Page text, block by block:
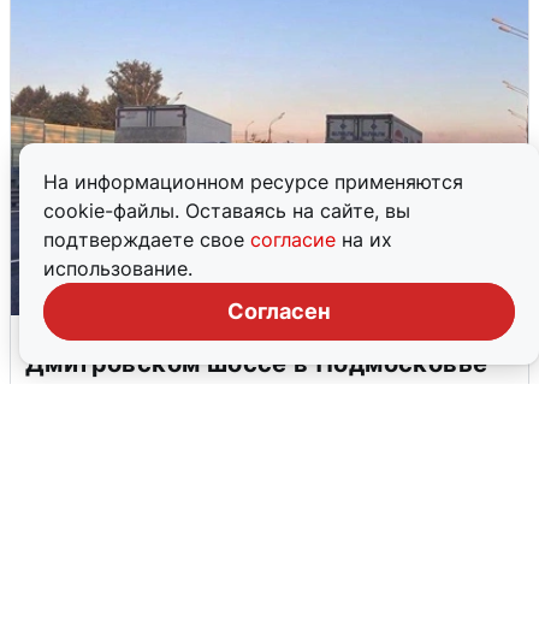
На информационном ресурсе применяются
cookie-файлы. Оставаясь на сайте, вы
подтверждаете свое согласие на их
использование.
Согласен
Пять машин столкнулись на
Дмитровском шоссе в Подмосковье